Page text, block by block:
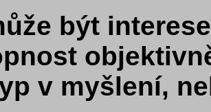
být
v myšlení,